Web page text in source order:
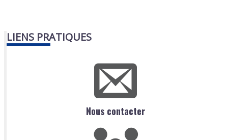
LIENS PRATIQUES
Nous contacter